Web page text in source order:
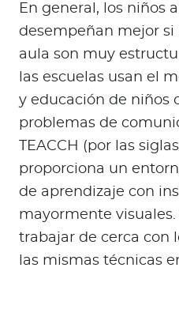
En general, los niños
desempeñan mejor si
aula son muy
las escuelas usan el
y educación de niños
problemas de
TEACCH (por las
proporciona un
de aprendizaje con
mayormente
trabajar de cerca con
las mismas técnicas